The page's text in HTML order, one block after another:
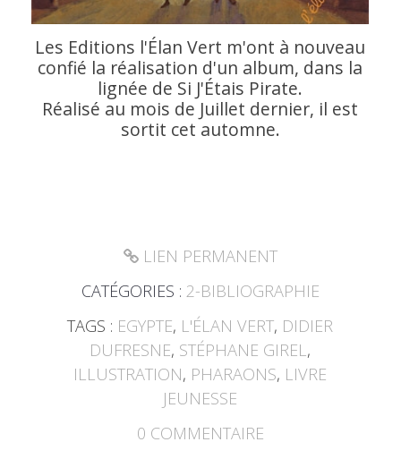
Les Editions l'Élan Vert m'ont à nouveau
confié la réalisation d'un album, dans la
lignée de Si J'Étais Pirate.
Réalisé au mois de Juillet dernier, il est
sortit cet automne.
LIEN PERMANENT
CATÉGORIES : 2-BIBLIOGRAPHIE
TAGS : EGYPTE, L'ÉLAN VERT, DIDIER
DUFRESNE, STÉPHANE GIREL,
ILLUSTRATION, PHARAONS, LIVRE
JEUNESSE
0 COMMENTAIRE